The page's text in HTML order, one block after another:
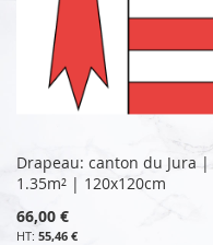
Drapeau: canton du Jura |
1.35m² | 120x120cm
66,00 €
55,46 €